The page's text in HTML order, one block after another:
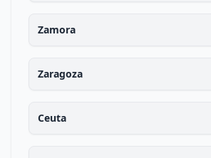
Zamora
Zaragoza
Ceuta